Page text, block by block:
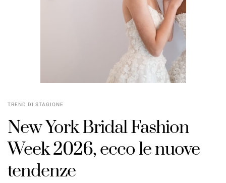
TREND DI STAGIONE
New York Bridal Fashion
Week 2026, ecco le nuove
tendenze